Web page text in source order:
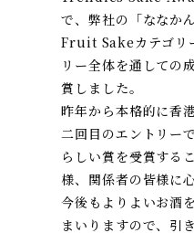
で、弊社の「なな
Fruit Sakeカテゴリ
リー全体を通しての
賞しました。
昨年から本格的に香
二回目のエントリー
らしい賞を受賞する
様、関係者の皆様に
今後もよりよいお酒
まいりますので、引